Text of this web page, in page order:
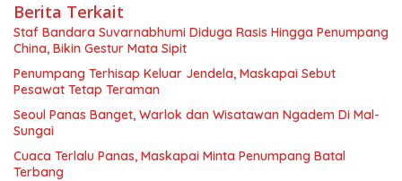
Berita Terkait
Staf Bandara Suvarnabhumi Diduga Rasis Hingga Penumpang
China, Bikin Gestur Mata Sipit
Penumpang Terhisap Keluar Jendela, Maskapai Sebut
Pesawat Tetap Teraman
Seoul Panas Banget, Warlok dan Wisatawan Ngadem Di Mal-
Sungai
Cuaca Terlalu Panas, Maskapai Minta Penumpang Batal
Terbang